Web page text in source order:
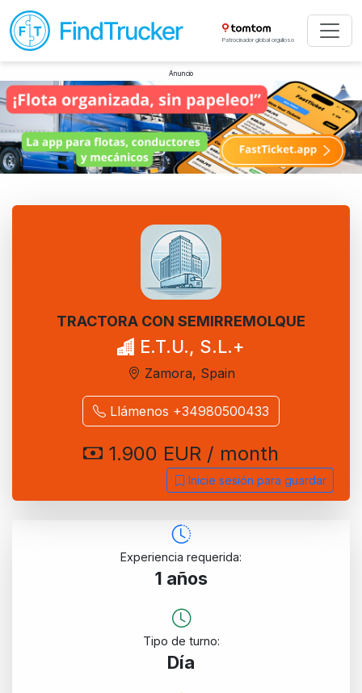
Patrocinador global orgulloso
Anuncio
TRACTORA CON SEMIRREMOLQUE
E.T.U., S.L.+
Zamora, Spain
Llámenos +34980500433
1.900 EUR / month
Inicie sesión para guardar
Experiencia requerida:
1 años
Tipo de turno:
Día